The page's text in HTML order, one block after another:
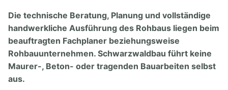
Die technische Beratung, Planung und vollständige
handwerkliche Ausführung des Rohbaus liegen beim
beauftragten Fachplaner beziehungsweise
Rohbauunternehmen. Schwarzwaldbau führt keine
Maurer-, Beton- oder tragenden Bauarbeiten selbst
aus.